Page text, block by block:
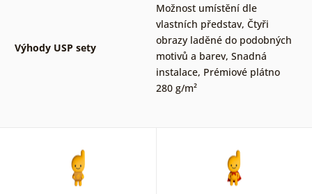
Výhody USP sety
Možnost umístění dle
vlastních představ, Čtyři
obrazy laděné do podobných
motivů a barev, Snadná
instalace, Prémiové plátno
280 g/m²